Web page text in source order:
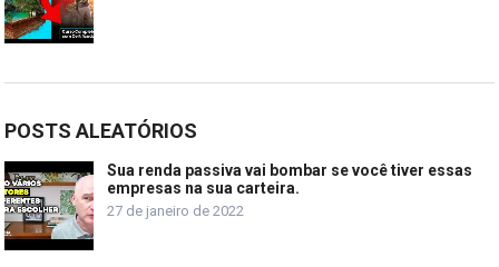
POSTS ALEATÓRIOS
Sua renda passiva vai bombar se você tiver essas
empresas na sua carteira.
27 de janeiro de 2022